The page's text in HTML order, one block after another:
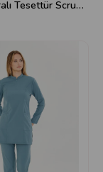
Açık Gri Likralı Tesettür Scrubs Takım